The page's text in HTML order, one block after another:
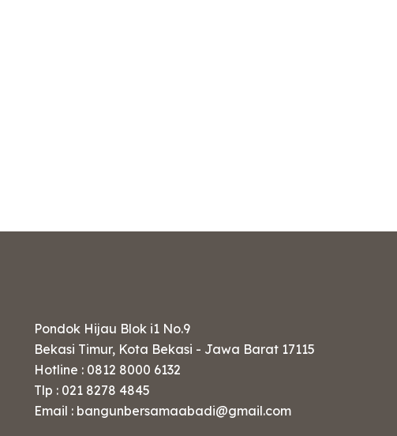
Pondok Hijau Blok i1 No.9
Bekasi Timur, Kota Bekasi - Jawa Barat 17115
Hotline : 0812 8000 6132
Tlp : 021 8278 4845
Email : bangunbersamaabadi@gmail.com